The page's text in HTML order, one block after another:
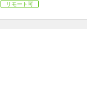
リモート可